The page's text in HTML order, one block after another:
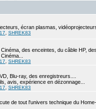
écran plasmas,
SHREK83
des enceintes, du câble HP,
SHREK83
Blu-ray, des enregistreurs....
avis, expérience en dézonnage...
SHREK83
de tout l'univers technique du